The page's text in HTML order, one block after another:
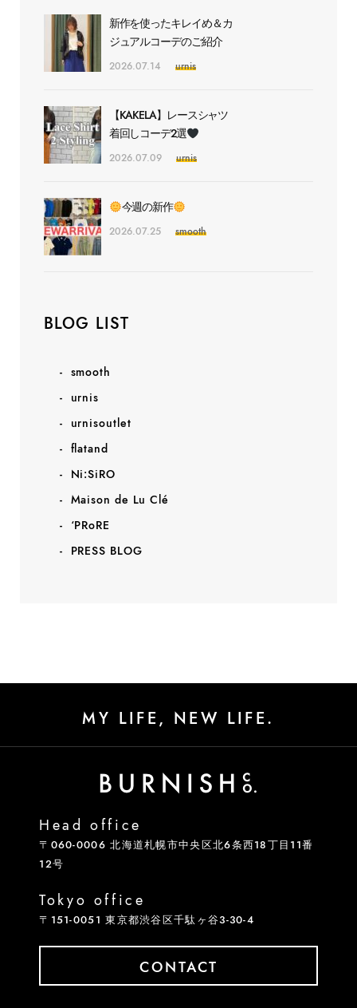
新作を使ったキレイめ＆カ
ジュアルコーデのご紹介
2026.07.14 urnis
【KAKELA】レースシャツ
着回しコーデ2選
2026.07.09 urnis
今週の新作
2026.07.25 smooth
BLOG LIST
smooth
urnis
urnisoutlet
flatand
Ni:SiRO
Maison de Lu Clé
‘PRoRE
PRESS BLOG
MY LIFE, NEW LIFE.
Head office
〒060-0006 北海道札幌市中央区北6条西18丁目11番
12号
Tokyo office
〒151-0051 東京都渋谷区千駄ヶ谷3-30-4
CONTACT